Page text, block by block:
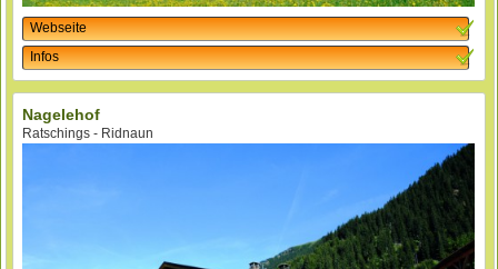
Webseite
Infos
Nagelehof
Ratschings - Ridnaun